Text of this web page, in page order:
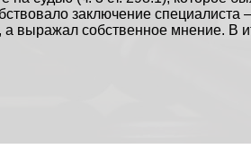
заключение специалиста
выражал собственное мнение. В